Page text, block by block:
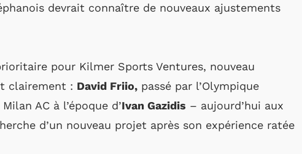
devrait connaître de nouveaux ajustements
pour Kilmer Sports Ventures, nouveau
clairement : David Friio, passé par l’Olympique
AC à l’époque d’Ivan Gazidis – aujourd’hui aux
d’un nouveau projet après son expérience ratée